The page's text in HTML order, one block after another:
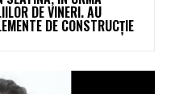
DE VINERI. AU
DE CONSTRUCȚIE